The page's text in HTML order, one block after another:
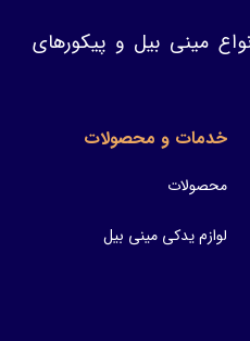
مینی بیل و پیکورهای
خدمات و محصولات
محصولات
لوازم یدکی مینی بیل